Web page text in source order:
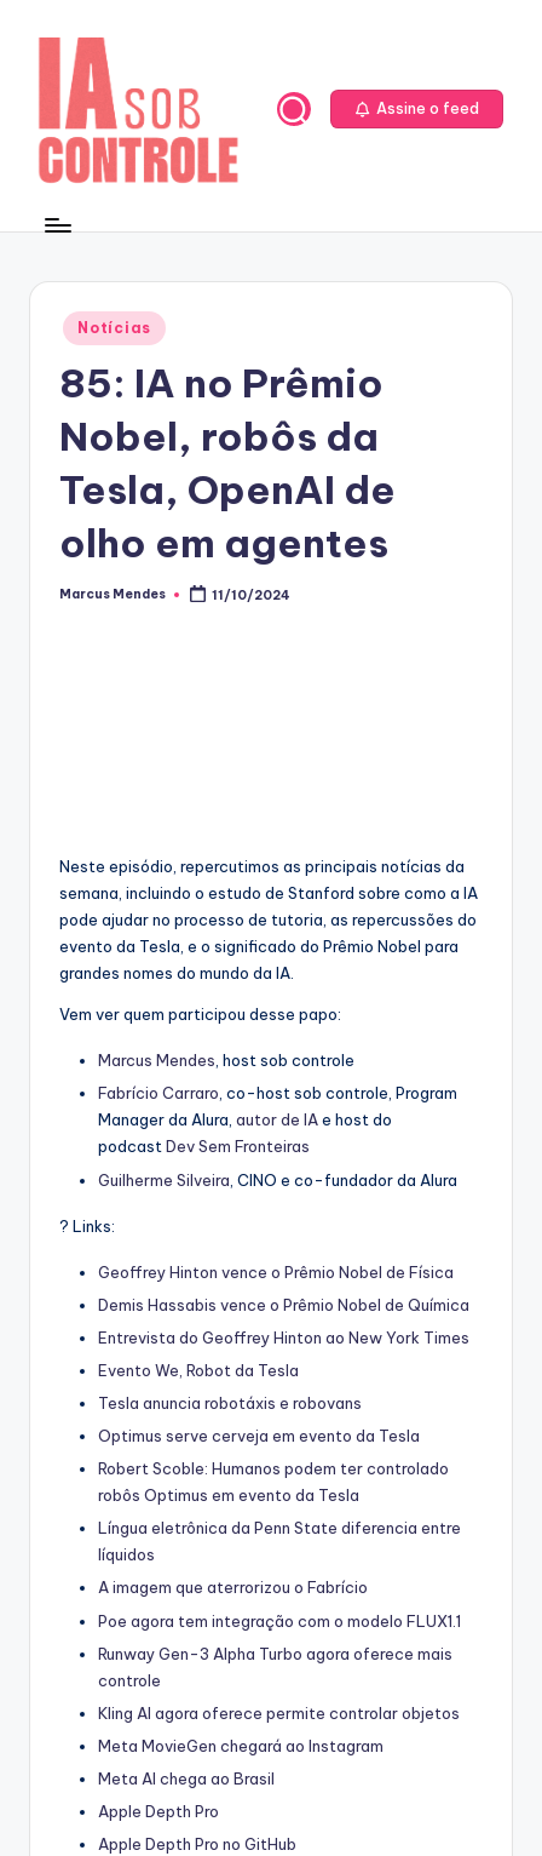
Assine o feed
Posted
in
Notícias
85: IA no Prêmio
Nobel, robôs da
Tesla, OpenAI de
olho em agentes
Posted
Marcus Mendes 11/10/2024
Neste episódio, repercutimos as principais notícias da
semana, incluindo o estudo de Stanford sobre como a IA
pode ajudar no processo de tutoria, as repercussões do
evento da Tesla, e o significado do Prêmio Nobel para
grandes nomes do mundo da IA.
Vem ver quem participou desse papo:
Marcus Mendes, host sob controle
Fabrício Carraro, co-host sob controle, Program
Manager da Alura, autor de IAe host do
podcastDev Sem Fronteiras
Guilherme Silveira , CINO e co-fundador da Alura
? Links:
Geoffrey Hinton vence o Prêmio Nobel de Física
Demis Hassabis vence o Prêmio Nobel de Química
Entrevista do Geoffrey Hinton ao New York Times
Evento We, Robot da Tesla
Tesla anuncia robotáxis e robovans
Optimus serve cerveja em evento da Tesla
Robert Scoble: Humanos podem ter controlado
robôs Optimus em evento da Tesla
Língua eletrônica da Penn State diferencia entre
líquidos
A imagem que aterrorizou o Fabrício
Poe agora tem integração com o modelo FLUX1.1
Runway Gen-3 Alpha Turbo agora oferece mais
controle
Kling AI agora oferece permite controlar objetos
Meta MovieGen chegará ao Instagram
Meta AI chega ao Brasil
Apple Depth Pro
Apple Depth Pro no GitHub